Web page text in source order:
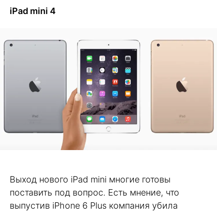
iPad mini 4
Выход нового iPad mini многие готовы
поставить под вопрос. Есть мнение, что
выпустив iPhone 6 Plus компания убила